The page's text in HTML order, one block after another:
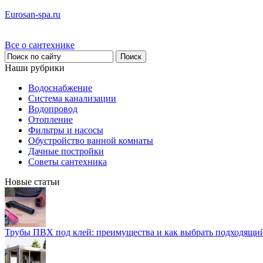
Eurosan-spa.ru
Все о сантехнике
Наши рубрики
Водоснабжение
Система канализации
Водопровод
Отопление
Фильтры и насосы
Обустройство ванной комнаты
Дачные постройки
Советы сантехника
Новые статьи
Трубы ПВХ под клей: преимущества и как выбрать